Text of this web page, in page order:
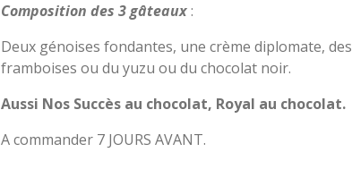
Composition des 3 gâteaux:
Deux génoises fondantes, une crème diplomate, des
framboises ou du yuzu ou du chocolat noir.
Aussi Nos Succès au chocolat, Royal au chocolat.
A commander 7 JOURS AVANT.